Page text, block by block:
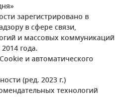
зарегистрировано в
в сфере связи,
и массовых коммуникаций
года.
и автоматического
(ред. 2023 г.)
технологий